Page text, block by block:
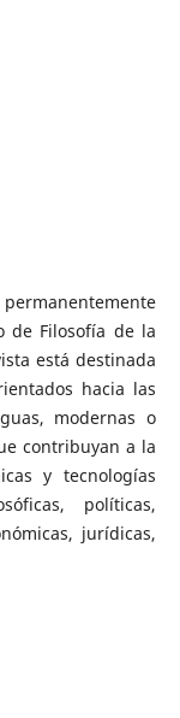
permanentemente
de Filosofía de la
está destinada
hacia las
modernas o
contribuyan a la
y tecnologías
políticas,
jurídicas,